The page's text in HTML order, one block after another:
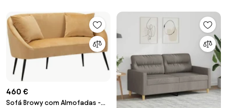
460 €
Sofá Browy com Almofadas -